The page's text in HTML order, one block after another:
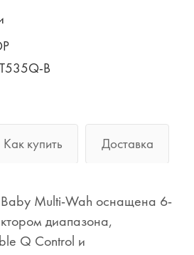
B
Как купить Доставка
Multi-Wah оснащена 6-
диапазона,
Q Control и